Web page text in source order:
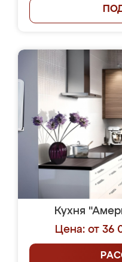
Кухня
Цена: от 36